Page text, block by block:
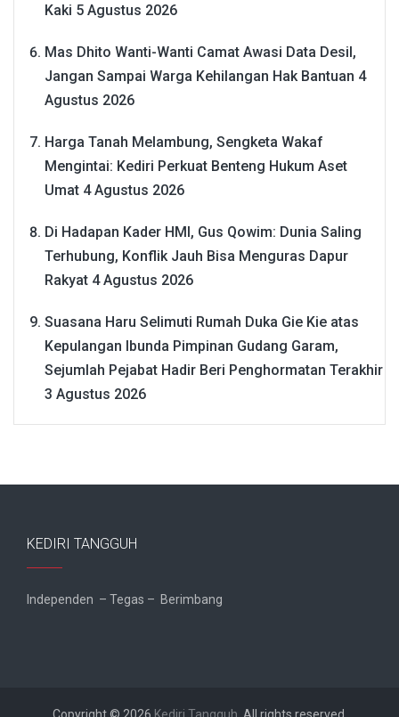
Kaki 5 Agustus 2026
Mas Dhito Wanti-Wanti Camat Awasi Data Desil,
Jangan Sampai Warga Kehilangan Hak Bantuan 4
Agustus 2026
Harga Tanah Melambung, Sengketa Wakaf
Mengintai: Kediri Perkuat Benteng Hukum Aset
Umat 4 Agustus 2026
Di Hadapan Kader HMI, Gus Qowim: Dunia Saling
Terhubung, Konflik Jauh Bisa Menguras Dapur
Rakyat 4 Agustus 2026
Suasana Haru Selimuti Rumah Duka Gie Kie atas
Kepulangan Ibunda Pimpinan Gudang Garam,
Sejumlah Pejabat Hadir Beri Penghormatan Terakhir
3 Agustus 2026
KEDIRI TANGGUH
Independen – Tegas – Berimbang